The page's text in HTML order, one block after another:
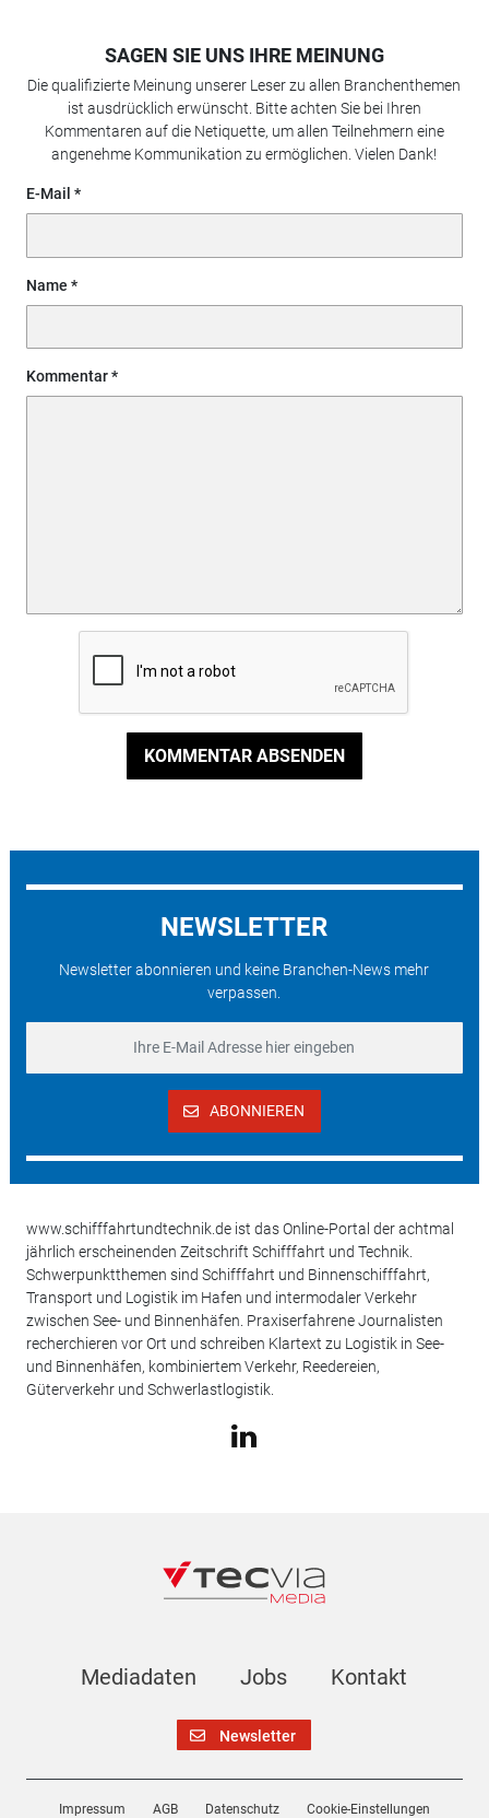
SAGEN SIE UNS IHRE MEINUNG
Die qualifizierte Meinung unserer Leser zu allen Branchenthemen
ist ausdrücklich erwünscht. Bitte achten Sie bei Ihren
Kommentaren auf die Netiquette, um allen Teilnehmern eine
angenehme Kommunikation zu ermöglichen. Vielen Dank!
E-Mail
Name
Kommentar
KOMMENTAR ABSENDEN
NEWSLETTER
Newsletter abonnieren und keine Branchen-News mehr
verpassen.
ABONNIEREN
www.schifffahrtundtechnik.de ist das Online-Portal der achtmal
jährlich erscheinenden Zeitschrift Schifffahrt und Technik.
Schwerpunktthemen sind Schifffahrt und Binnenschifffahrt,
Transport und Logistik im Hafen und intermodaler Verkehr
zwischen See- und Binnenhäfen. Praxiserfahrene Journalisten
recherchieren vor Ort und schreiben Klartext zu Logistik in See-
und Binnenhäfen, kombiniertem Verkehr, Reedereien,
Güterverkehr und Schwerlastlogistik.
Mediadaten Jobs Kontakt
Newsletter
Impressum AGB Datenschutz Cookie-Einstellungen